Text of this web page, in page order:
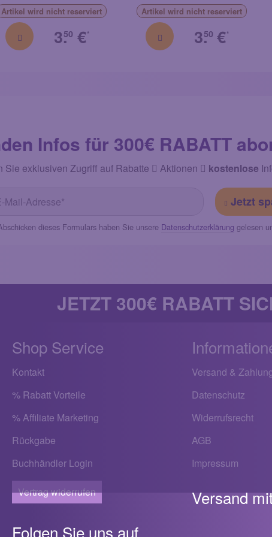
Artikel wird nicht reserviert
3.50 €
*
Artikel wird nicht reserviert
3.50 €*
Infos für 300€ RABATT
Sie exklusiven Zugriff auf Rabatte Aktionen kostenlose
Jetzt
dieses Formulars haben Sie unsere Datenschutzerklärung gelesen
JETZT 300€ RABATT
Shop Service
Kontakt
% Rabatt Vorteile
% Affiliate Marketing
Rückgabe
Buchhändler Login
Vertrag widerrufen
Folgen Sie uns auf
Versand &
Datenschutz
Widerrufsrecht
AGB
Impressum
Versand